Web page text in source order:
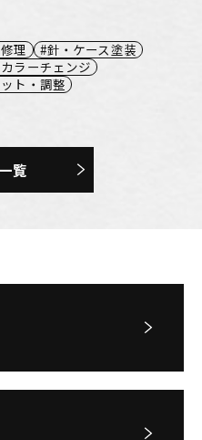
理
針・ケース塗装
ラーチェンジ
ト・調整
覧